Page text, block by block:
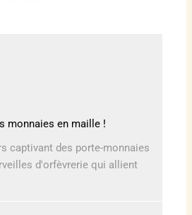
monnaies en maille !
captivant des porte-monnaies
d'orfèvrerie qui allient